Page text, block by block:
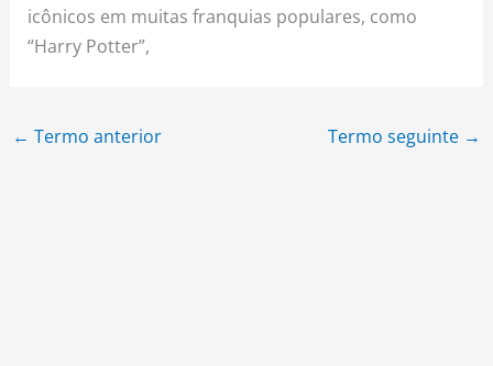
icônicos em muitas franquias populares, como
“Harry Potter”,
← Termo anterior Termo seguinte →